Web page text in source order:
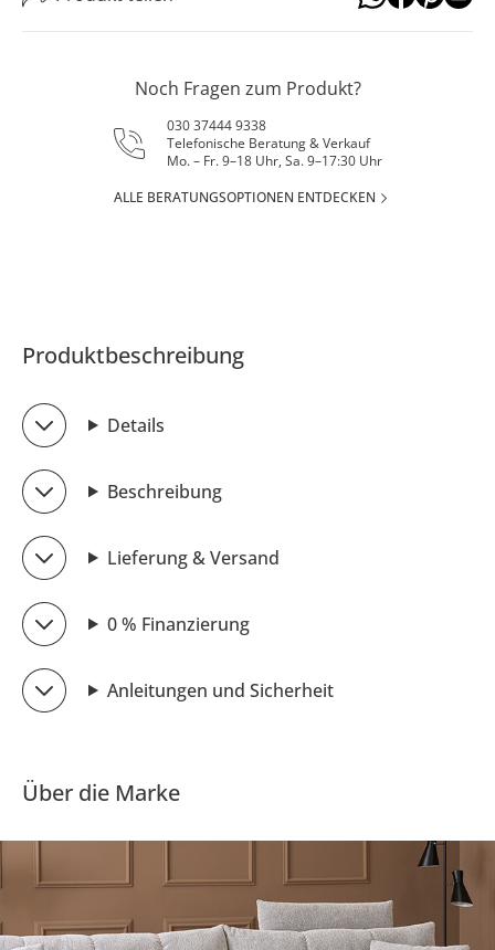
Noch Fragen zum Produkt?
030 37444 9338
Telefonische Beratung & Verkauf
Mo. – Fr. 9–18 Uhr, Sa. 9–17:30 Uhr
ALLE BERATUNGSOPTIONEN ENTDECKEN
Produktbeschreibung
Details
Beschreibung
Lieferung & Versand
0 % Finanzierung
Anleitungen und Sicherheit
Über die Marke